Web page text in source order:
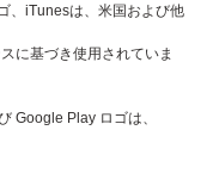
、iTunesは、米国および他
に基づき使用されていま
Google Play ロゴは、